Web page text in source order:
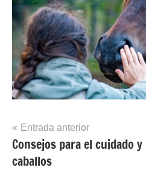
Navegación
de
entradas
Entrada anterior
Consejos para el cuidado
caballos